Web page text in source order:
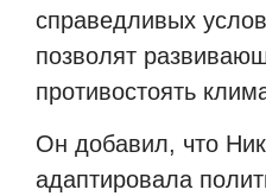
справедливых
позволят
противостоять
Он добавил, что
адаптировала